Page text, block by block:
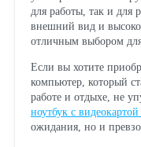
для работы, так и для
внешний вид и
отличным выбором
Если вы хотите
компьютер, который
работе и отдыхе, не
ноутбук с
ожидания, но и